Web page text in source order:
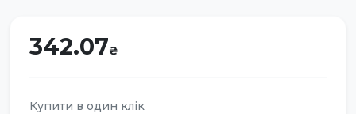
342.07
Купити в один клік